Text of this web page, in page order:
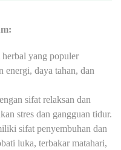
yang populer
energi, daya tahan, dan
sifat relaksan dan
stres dan gangguan tidur.
sifat penyembuhan dan
luka, terbakar matahari,